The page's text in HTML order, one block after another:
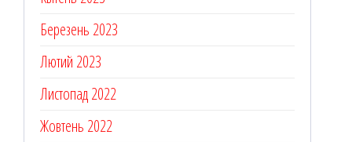
Березень 2023
Лютий 2023
Листопад 2022
Жовтень 2022